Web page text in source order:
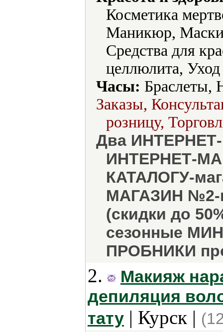
Косметика
Маникюр, Маски
Средства для
целлюлита,
Часы: Браслеты,
Заказы,
розницу,
Два
ИНТЕРНЕТ-
КАТАЛОГУ-
МАГАЗИН №2-
(скидки до
сезонные
ПРОБНИКИ
2.
Макияж
депиляция
тату | Курск |